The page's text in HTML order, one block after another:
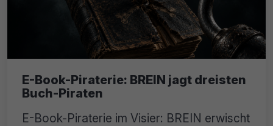
E-Book-Piraterie: BREIN jagt dreisten
Buch-Piraten
E-Book-Piraterie im Visier: BREIN erwischt